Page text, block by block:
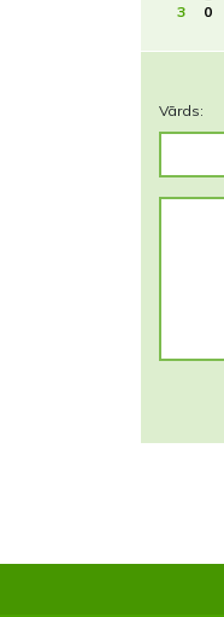
3 0
Vārds: